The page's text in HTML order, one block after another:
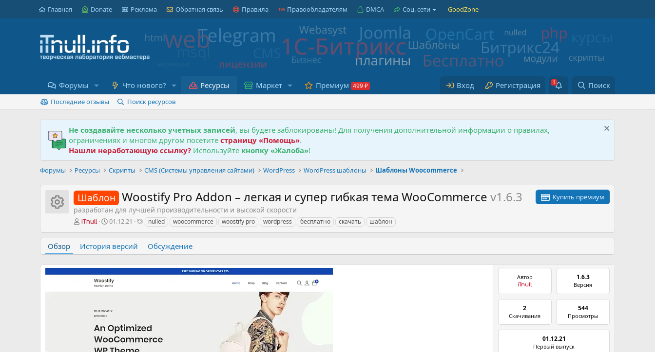
Главная Donate Реклама Обратная связь Правила Правообладателям DMCA Соц. сети GoodZone
Форумы Что нового? Ресурсы Маркет Премиум Вход Регистрация Поиск
Последние отзывы Поиск ресурсов
Не создавайте несколько учетных записей, вы будете заблокированы! Для получения дополнительной информации о правилах,
ограничениях и многом другом посетите страницу «Помощь».
Нашли неработающую ссылку?Используйте кнопку «Жалоба»!
Форумы Ресурсы Скрипты CMS (Системы управления сайтами) WordPress WordPress шаблоны Шаблоны Woocommerce
Иконка ресурса
Шаблон Woostify Pro Addon – легкая и супер гибкая тема WooCommercev1.6.3 Купить премиум
разработан для лучшей производительности и высокой скорости
А
о
р
iTnull
Д
а
с
о
з
д
и
01.12.21
Т nulled woocommerce woostify pro wordpress бесплатно скачать шаблон
Обзор История версий Обсуждение
Автор
iTnull
1.6.3
Версия
2
Скачивания
544
Просмотры
01.12.21
Первый выпуск